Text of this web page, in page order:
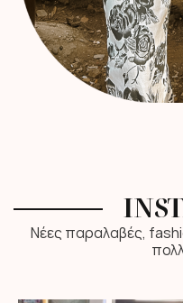
Νέες παραλαβές,